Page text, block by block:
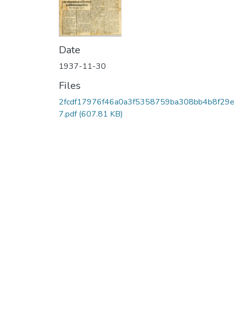
Date
1937-11-30
Files
2fcdf17976f46a0a3f5358759ba308bb4b8f29e
7.pdf(607.81 KB)